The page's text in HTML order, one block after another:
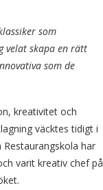
som
velat skapa en rätt
som de
kreativitet och
väcktes tidigt i
har
varit kreativ chef på